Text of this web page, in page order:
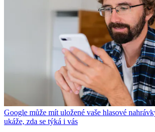
Google může mít uložené vaše hlasové
ukáže, zda se týká i vás